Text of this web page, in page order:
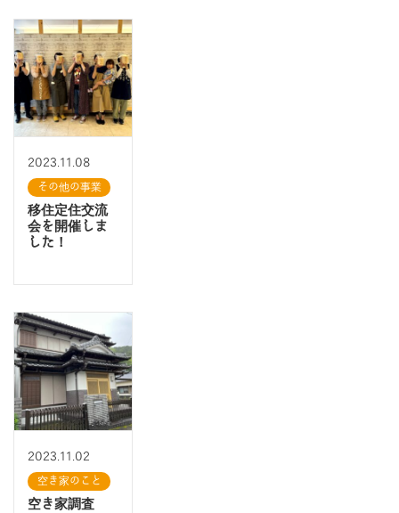
2023.11.08
その他の事業
移住定住交流
会を開催しま
した！
2023.11.02
空き家のこと
空き家調査